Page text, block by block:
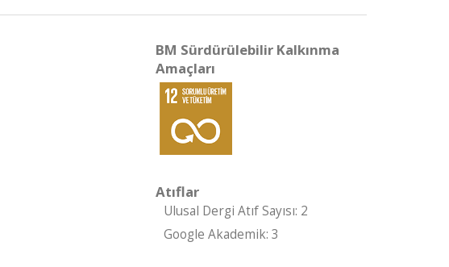
BM Sürdürülebilir Kalkınma
Amaçları
Atıflar
Ulusal Dergi Atıf Sayısı: 2
Google Akademik: 3